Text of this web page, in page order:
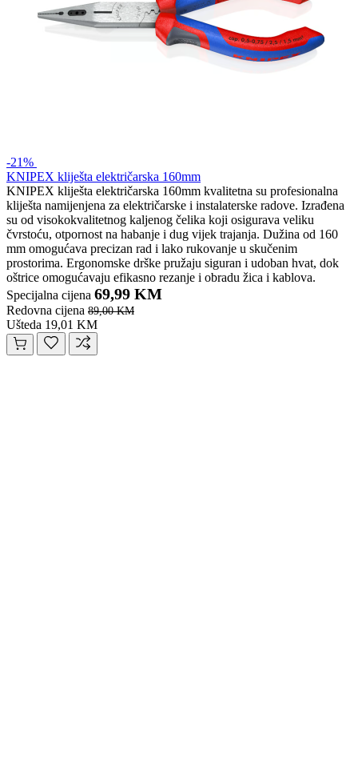
-21%
KNIPEX kliješta električarska 160mm
KNIPEX kliješta električarska 160mm kvalitetna su profesionalna
kliješta namijenjena za električarske i instalaterske radove. Izrađena
su od visokokvalitetnog kaljenog čelika koji osigurava veliku
čvrstoću, otpornost na habanje i dug vijek trajanja. Dužina od 160
mm omogućava precizan rad i lako rukovanje u skučenim
prostorima. Ergonomske drške pružaju siguran i udoban hvat, dok
oštrice omogućavaju efikasno rezanje i obradu žica i kablova.
Specijalna cijena 69,99 KM
Redovna cijena 89,00 KM
Ušteda 19,01 KM